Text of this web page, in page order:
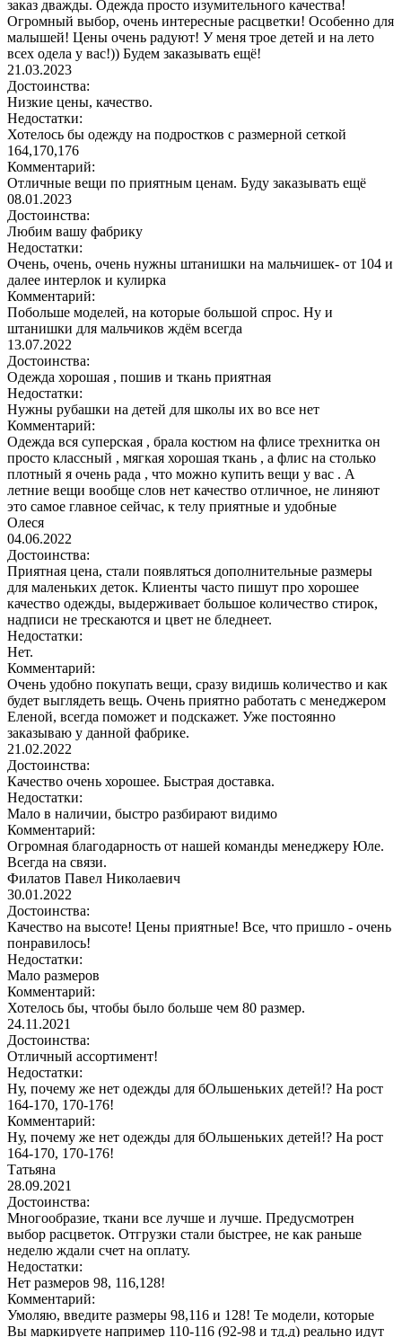
заказ дважды. Одежда просто изумительного качества!
Огромный выбор, очень интересные расцветки! Особенно для
малышей! Цены очень радуют! У меня трое детей и на лето
всех одела у вас!)) Будем заказывать ещё!
21.03.2023
Достоинства:
Низкие цены, качество.
Недостатки:
Хотелось бы одежду на подростков с размерной сеткой
164,170,176
Комментарий:
Отличные вещи по приятным ценам. Буду заказывать ещё
08.01.2023
Достоинства:
Любим вашу фабрику
Недостатки:
Очень, очень, очень нужны штанишки на мальчишек- от 104 и
далее интерлок и кулирка
Комментарий:
Побольше моделей, на которые большой спрос. Ну и
штанишки для мальчиков ждём всегда
13.07.2022
Достоинства:
Одежда хорошая , пошив и ткань приятная
Недостатки:
Нужны рубашки на детей для школы их во все нет
Комментарий:
Одежда вся суперская , брала костюм на флисе трехнитка он
просто классный , мягкая хорошая ткань , а флис на столько
плотный я очень рада , что можно купить вещи у вас . А
летние вещи вообще слов нет качество отличное, не линяют
это самое главное сейчас, к телу приятные и удобные
Олеся
04.06.2022
Достоинства:
Приятная цена, стали появляться дополнительные размеры
для маленьких деток. Клиенты часто пишут про хорошее
качество одежды, выдерживает большое количество стирок,
надписи не трескаются и цвет не бледнеет.
Недостатки:
Нет.
Комментарий:
Очень удобно покупать вещи, сразу видишь количество и как
будет выглядеть вещь. Очень приятно работать с менеджером
Еленой, всегда поможет и подскажет. Уже постоянно
заказываю у данной фабрике.
21.02.2022
Достоинства:
Качество очень хорошее. Быстрая доставка.
Недостатки:
Мало в наличии, быстро разбирают видимо
Комментарий:
Огромная благодарность от нашей команды менеджеру Юле.
Всегда на связи.
Филатов Павел Николаевич
30.01.2022
Достоинства:
Качество на высоте! Цены приятные! Все, что пришло - очень
понравилось!
Недостатки:
Мало размеров
Комментарий:
Хотелось бы, чтобы было больше чем 80 размер.
24.11.2021
Достоинства:
Отличный ассортимент!
Недостатки:
Ну, почему же нет одежды для бОльшеньких детей!? На рост
164-170, 170-176!
Комментарий:
Ну, почему же нет одежды для бОльшеньких детей!? На рост
164-170, 170-176!
Татьяна
28.09.2021
Достоинства:
Многообразие, ткани все лучше и лучше. Предусмотрен
выбор расцветок. Отгрузки стали быстрее, не как раньше
неделю ждали счет на оплату.
Недостатки:
Нет размеров 98, 116,128!
Комментарий:
Умоляю, введите размеры 98,116 и 128! Те модели, которые
Вы маркируете например 110-116 (92-98 и тд.д) реально идут